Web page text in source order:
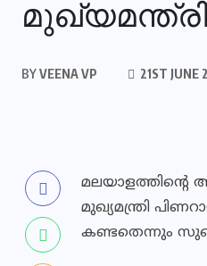
BYVEENA VP 21ST JUNE
മലയാളത്തിന്റെ
മുഖ്യമന്ത്രി
കണ്ടതെന്നും